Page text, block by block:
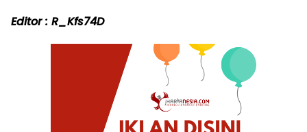
Editor : R_Kfs74D